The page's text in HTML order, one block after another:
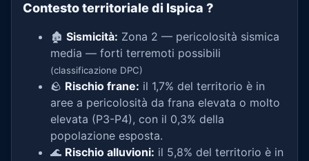
Contesto territoriale di Ispica ?
🏚️ Sismicità: Zona 2 — pericolosità sismica
media — forti terremoti possibili
(classificazione DPC)
🪨 Rischio frane: il 1,7% del territorio è in
aree a pericolosità da frana elevata o molto
elevata (P3-P4), con il 0,3% della
popolazione esposta.
🌊 Rischio alluvioni: il 5,8% del territorio è in